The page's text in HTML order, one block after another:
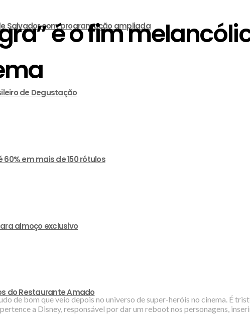
Salvador com programação ampliada
de Degustação
em mais de 150 rótulos
almoço exclusivo
do Restaurante Amado
é o fim
de bom que veio depois no universo de super-heróis no cinema. É
a Disney, responsável por dar um reboot nos personagens,